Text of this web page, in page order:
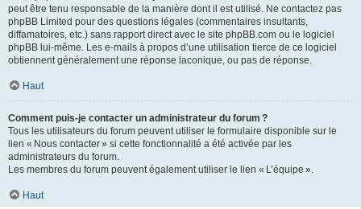
peut être tenu responsable de la manière dont il est utilisé. Ne contactez pas
phpBB Limited pour des questions légales (commentaires insultants,
diffamatoires, etc.) sans rapport direct avec le site phpBB.com ou le logiciel
phpBB lui-même. Les e-mails à propos d’une utilisation tierce de ce logiciel
obtiennent généralement une réponse laconique, ou pas de réponse.
Haut
Comment puis-je contacter un administrateur du forum ?
Tous les utilisateurs du forum peuvent utiliser le formulaire disponible sur le
lien « Nous contacter » si cette fonctionnalité a été activée par les
administrateurs du forum.
Les membres du forum peuvent également utiliser le lien « L’équipe ».
Haut